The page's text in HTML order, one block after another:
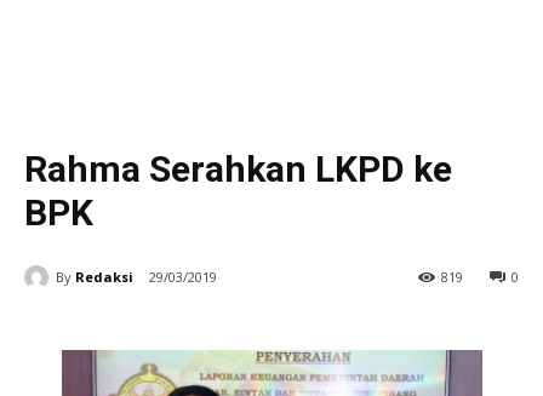
Rahma Serahkan LKPD ke
BPK
By Redaksi 29/03/2019 0
819